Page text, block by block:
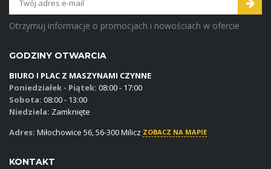
Otrzymuj informacje o promocjach i nowościach w ofercie
GODZINY OTWARCIA
BIURO I PLAC Z MASZYNAMI CZYNNE
Poniedziałek - Piątek: 08:00 - 17:00
Sobota: 08:00 - 13:00
Niedziela: Zamknięte
Adres: Miłochowice 56, 56-300 Milicz ZOBACZ NA MAPIE
KONTAKT